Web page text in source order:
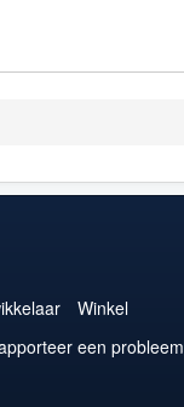
Winkel
een probleem